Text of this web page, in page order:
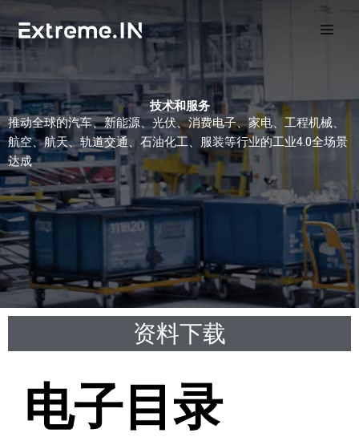
至
内
容
技术和服务
推动全球的汽车、新能源、光伏、消费电子、家电、工程机械、
航空、航天、轨道交通、石油化工、服装等行业的工业4.0全场景
达成
资料下载
电子目录